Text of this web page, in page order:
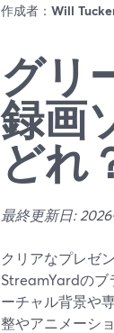
作成者： Will
グリ
録画
どれ
最終更新日:
クリアなプレゼ
StreamYardのブ
ーチャル背景や
整やアニメーシ